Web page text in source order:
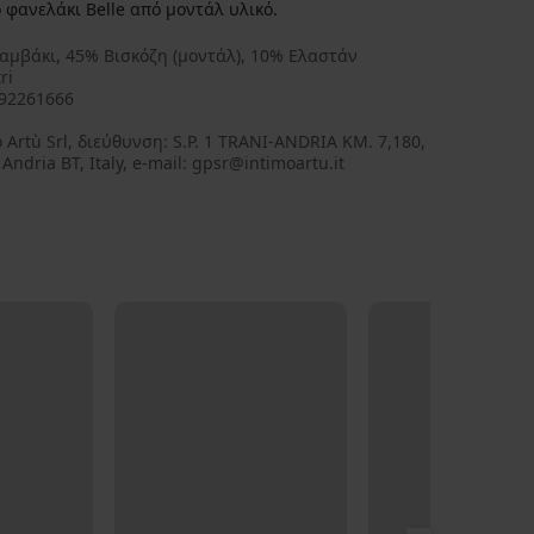
Belle από μοντάλ υλικό.
45% Βισκόζη (μοντάλ), 10% Ελαστάν
Srl, διεύθυνση: S.P. 1 TRANI-ANDRIA KM. 7,180,
Andria BT, Italy, e-mail: gpsr@intimoartu.it